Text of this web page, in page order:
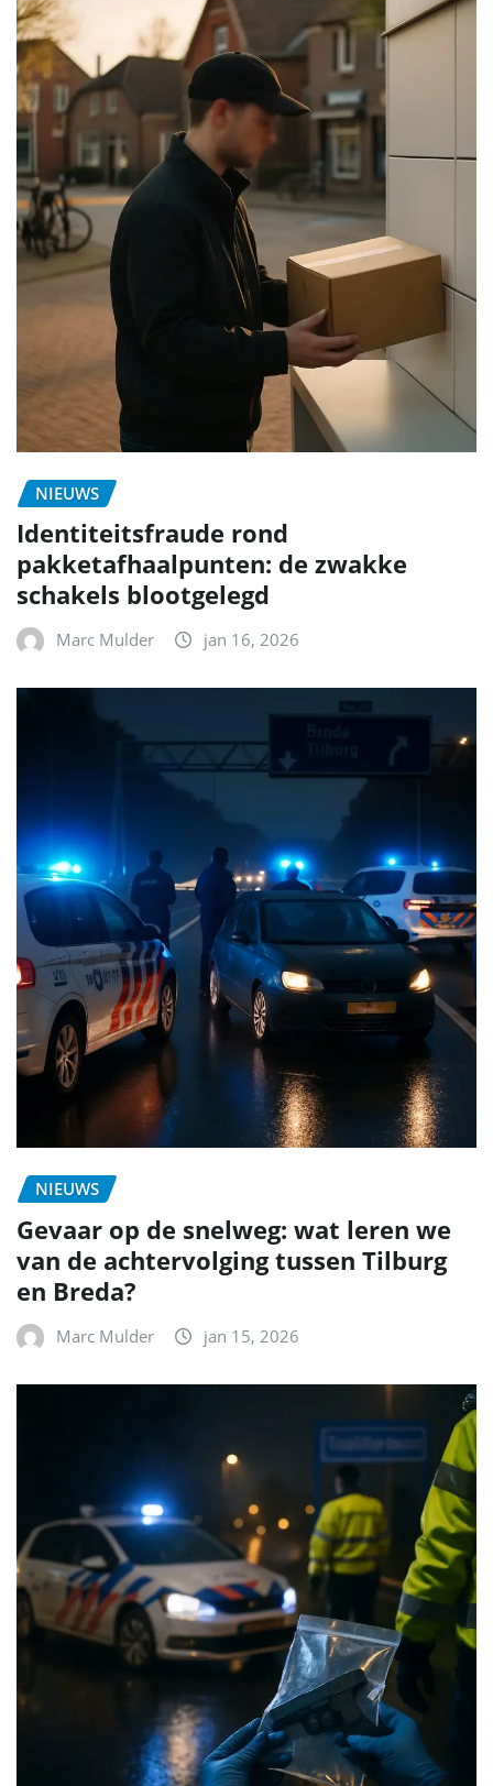
NIEUWS
Identiteitsfraude rond
pakketafhaalpunten: de zwakke
schakels blootgelegd
Marc Mulder jan 16, 2026
NIEUWS
Gevaar op de snelweg: wat leren we
van de achtervolging tussen Tilburg
en Breda?
Marc Mulder jan 15, 2026